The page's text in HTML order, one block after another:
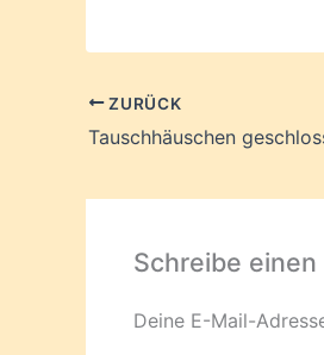
ZURÜCK
Tauschhäuschen
Schreibe
Deine E-Mail-